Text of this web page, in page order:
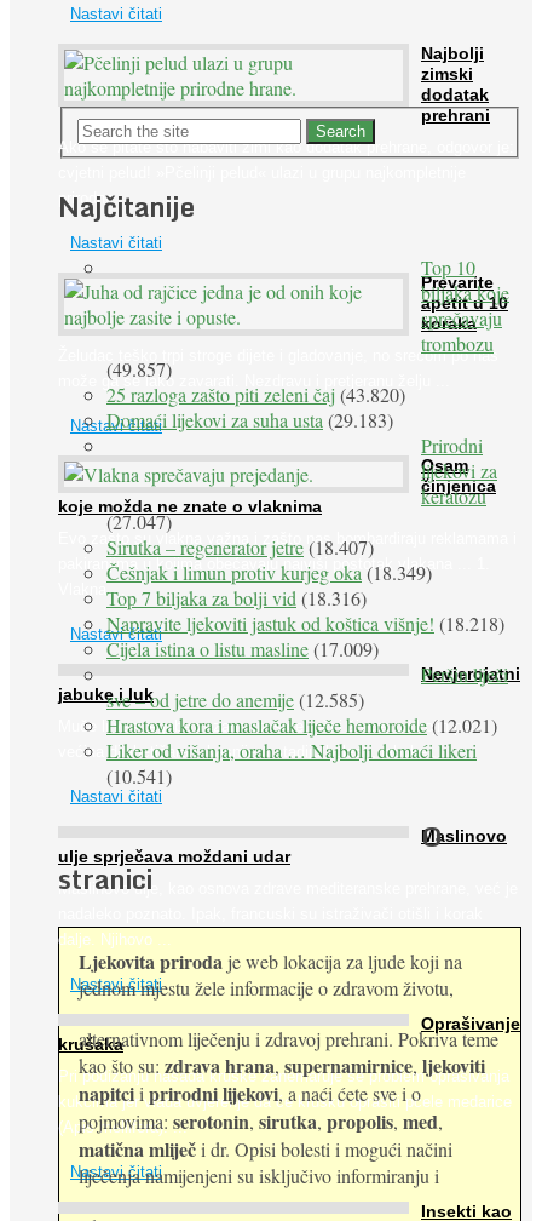
Nastavi čitati
Najbolji
zimski
dodatak
prehrani
Ako se pitate što nabaviti zimi kao dodatak prehrane, odgovor je:
prirodne ...
Nastavi čitati
Prevarite
apetit u 10
koraka
Želudac teško trpi stroge dijete i gladovanje, no srećom po nas
može ga se lako zavarati. Nezdravu i pretjeranu želju ...
Nastavi čitati
Osam
činjenica
koje možda ne znate o vlaknima
Evo zašto su vlakna važna i zašto nas bombardiraju reklamama i
pakiranjima u kojima obećavaju najviši postotak vlakana ... 1.
Vlakna ...
Nastavi čitati
Nevjerojatni
jabuke i luk
Muče li vas tegobe vezane uz srce, oči i živce, od kojih pati
većina dijabetičara u kasnijem stadiju bolesti, jabuke ...
Nastavi čitati
Maslinovo
ulje sprječava moždani udar
Maslinovo ulje, kao osnova zdrave mediteranske prehrane, već je
dalje. Njihovo ...
Nastavi čitati
Oprašivanje
krušaka
Pri podizanju nasada kruške zanemaruje se problem oprašivanja
kukcima jer vlada uvjerenje da će krušku oprašiti pčele medarice
(Apis mellifera). ...
Nastavi čitati
Insekti kao
Najčitanije
Top 10
biljaka koje
sprečavaju
trombozu
(49.857)
25 razloga zašto piti zeleni čaj(43.820)
Domaći lijekovi za suha usta (29.183)
Prirodni
lijekovi za
keratozu
(27.047)
Sirutka – regenerator jetre(18.407)
Češnjak i limun protiv kurjeg oka (18.349)
Top 7 biljaka za bolji vid (18.316)
Napravite ljekoviti jastuk od koštica višnje! (18.218)
Cijela istina o listu masline(17.009)
Peršin liječi
sve – od jetre do anemije(12.585)
Hrastova kora i maslačak liječe hemoroide(12.021)
Liker od višanja, oraha … Najbolji domaći likeri
(10.541)
O
stranici
Ljekovita priroda je web lokacija za ljude koji na
jednom mjestu žele informacije o zdravom životu,
alternativnom liječenju i zdravoj prehrani. Pokriva teme
kao što su: zdrava hrana, supernamirnice, ljekoviti
napitciiprirodni lijekovi, a naći ćete sve i o
pojmovima: serotonin, sirutka, propolis, med,
matična mliječi dr. Opisi bolesti i mogući načini
liječenja namijenjeni su isključivo informiranju i